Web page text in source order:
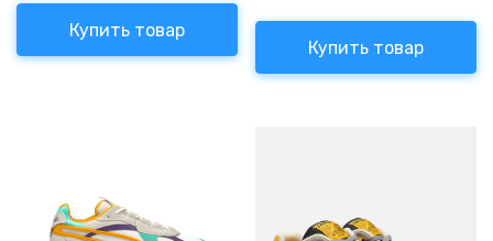
Купить товар
Купить товар